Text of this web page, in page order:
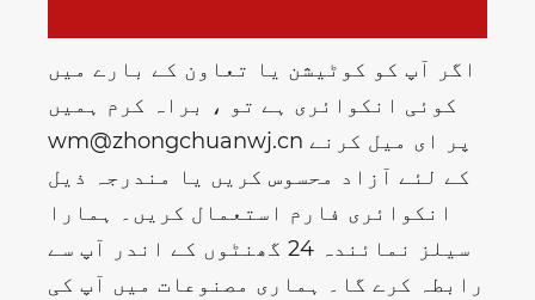
اگر آپ کو کوٹیشن یا تعاون کے بارے میں
کوئی انکوائری ہے تو ، براہ کرم ہمیں
wm@zhongchuanwj.cn پر ای میل کرنے
کے لئے آزاد محسوس کریں یا مندرجہ ذیل
انکوائری فارم استعمال کریں۔ ہمارا
سیلز نمائندہ 24 گھنٹوں کے اندر آپ سے
رابطہ کرے گا۔ ہماری مصنوعات میں آپ کی